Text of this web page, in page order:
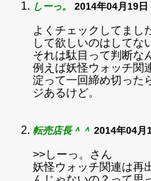
しーっ。 2014年04月19
よくチェックしてまし
して欲しいのはしてな
それは駄目って判断な
例えば妖怪ウォッチ関
淀って一回締め切った
ジあるけど。
転売店長＾＾ 2014年04月
>>しーっ。さん
妖怪ウォッチ関連は再